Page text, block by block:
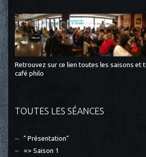
Retrouvez sur ce lien toutes les saisons et
café philo
TOUTES LES SÉANCES
" Présentation"
=> Saison 1